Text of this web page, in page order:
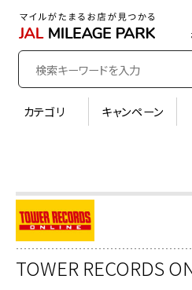
カテゴリ キャンペーン
TOWER RECORDS